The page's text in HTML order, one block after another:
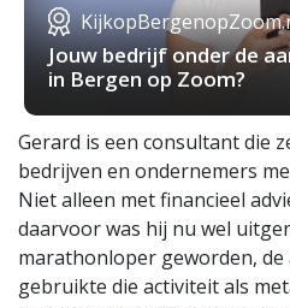
Jouw bedrijf onder de
in Bergen op Zoom?
Gerard is een consultant die
bedrijven en ondernemers
Niet alleen met financieel
daarvoor was hij nu wel
marathonloper geworden,
gebruikte die activiteit als